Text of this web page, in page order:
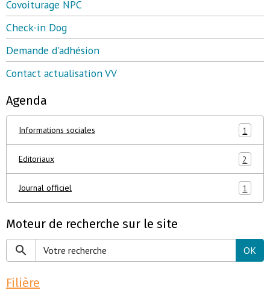
Covoiturage NPC
Check-in Dog
Demande d'adhésion
Contact actualisation VV
Agenda
Informations sociales 1
Editoriaux 2
Journal officiel 1
Moteur de recherche sur le site
OK
Filière